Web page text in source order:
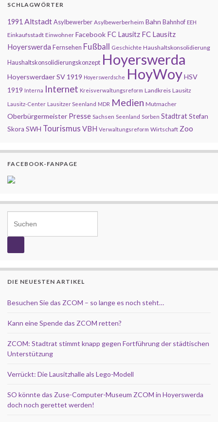
SCHLAGWÖRTER
1991 AltstadtAsylbewerber Asylbewerberheim Bahn Bahnhof EEH
Einkaufsstadt Einwohner Facebook FC Lausitz FC Lausitz
Hoyerswerda Fernsehen Fußball Geschichte Haushaltskonsolidierung
Haushaltskonsolidierungskonzept Hoyerswerda
Hoyerswerdaer SV 1919 Hoyerswerdsche HoyWoyHSV
1919 Interna Internet Kreisverwaltungsreform Landkreis Lausitz
Lausitz-Center Lausitzer Seenland MDR Medien Mutmacher
Oberbürgermeister Presse Sachsen Seenland Sorben StadtratStefan
Skora SWH Tourismus VBH Verwaltungsreform Wirtschaft Zoo
FACEBOOK-FANPAGE
DIE NEUESTEN ARTIKEL
Besuchen Sie das ZCOM – so lange es noch steht…
Kann eine Spende das ZCOM retten?
ZCOM: Stadtrat stimmt knapp gegen Fortführung der städtischen
Unterstützung
Verrückt: Die Lausitzhalle als Lego-Modell
SO könnte das Zuse-Computer-Museum ZCOM in Hoyerswerda
doch noch gerettet werden!